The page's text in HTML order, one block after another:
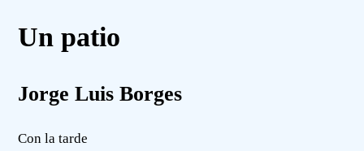
Un patio
Jorge Luis Borges
Con la tarde